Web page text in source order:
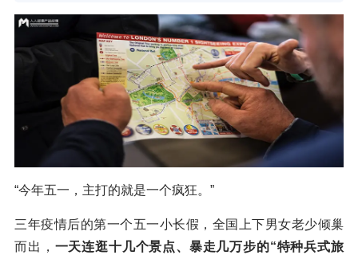
“今年五一，主打的就是一个疯狂。”
三年疫情后的第一个五一小长假，全国上下男女老少倾巢
而出， 一天连逛十几个景点、暴走几万步的“特种兵式旅